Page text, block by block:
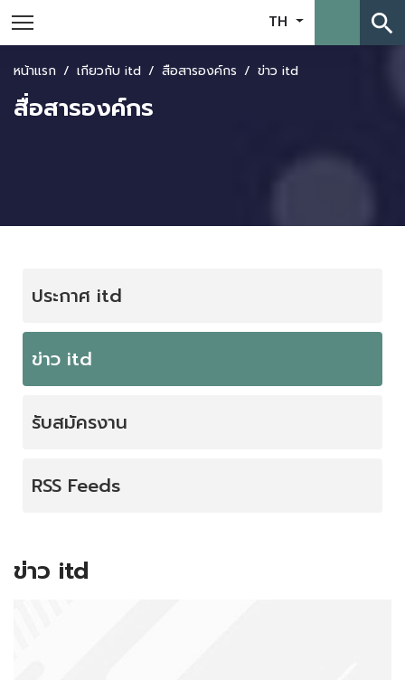
TH search
หน้าแรก เกี่ยวกับ itd สื่อสารองค์กร ข่าว itd
สื่อสารองค์กร
ประกาศ itd
ข่าว itd
รับสมัครงาน
RSS Feeds
ข่าว itd